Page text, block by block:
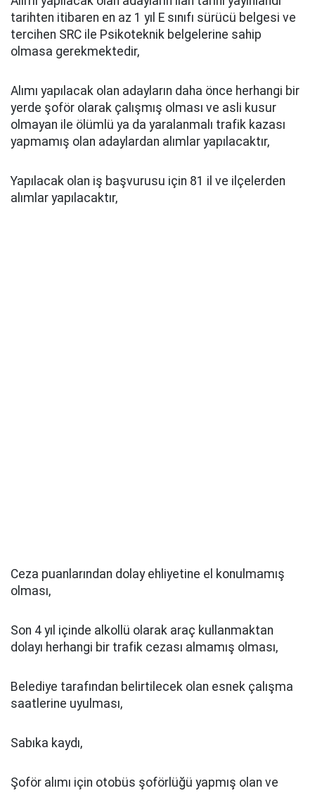
tarihten itibaren en az 1 yıl E sınıfı sürücü belgesi ve
tercihen SRC ile Psikoteknik belgelerine sahip
olmasa gerekmektedir,
Alımı yapılacak olan adayların daha önce herhangi bir
yerde şoför olarak çalışmış olması ve asli kusur
olmayan ile ölümlü ya da yaralanmalı trafik kazası
yapmamış olan adaylardan alımlar yapılacaktır,
Yapılacak olan iş başvurusu için 81 il ve ilçelerden
alımlar yapılacaktır,
Ceza puanlarından dolay ehliyetine el konulmamış
olması,
Son 4 yıl içinde alkollü olarak araç kullanmaktan
dolayı herhangi bir trafik cezası almamış olması,
Belediye tarafından belirtilecek olan esnek çalışma
saatlerine uyulması,
Sabıka kaydı,
Şoför alımı için otobüs şoförlüğü yapmış olan ve